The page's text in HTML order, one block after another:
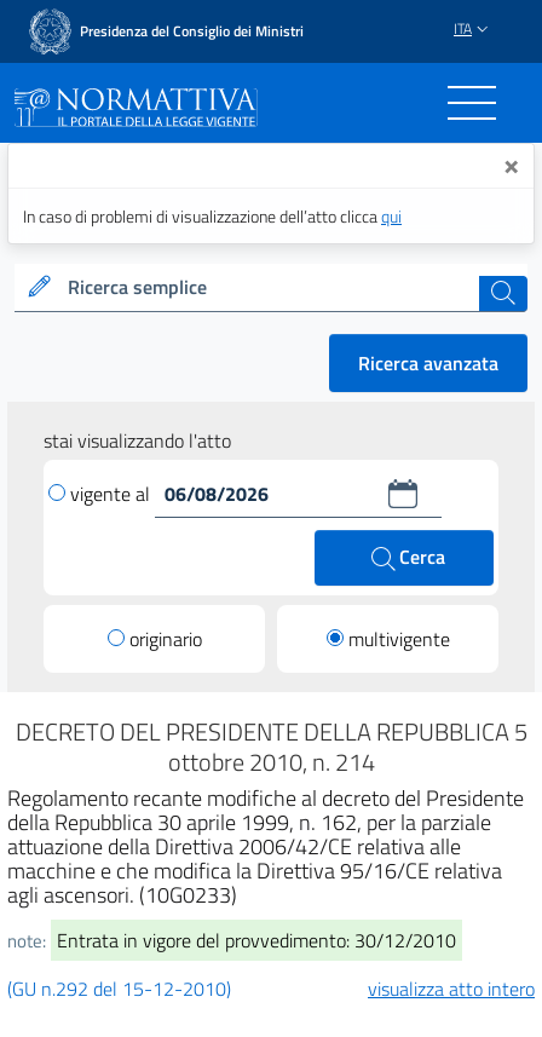
Presidenza del Consiglio dei Ministri ITA
Normattiva - Il portale ×
In caso di problemi di visualizzazione dell’atto cliccaqui
Ricerca semplice cerca
Ricerca avanzata
stai visualizzando l'atto
vigente al
Cerca
originario multivigente
DECRETO DEL PRESIDENTE DELLA REPUBBLICA 5
ottobre 2010, n. 214
Regolamento recante modifiche al decreto del Presidente
della Repubblica 30 aprile 1999, n. 162, per la parziale
attuazione della Direttiva 2006/42/CE relativa alle
macchine e che modifica la Direttiva 95/16/CE relativa
agli ascensori. (10G0233)
note: Entrata in vigore del provvedimento: 30/12/2010
(GU n.292 del 15-12-2010)
visualizza atto intero